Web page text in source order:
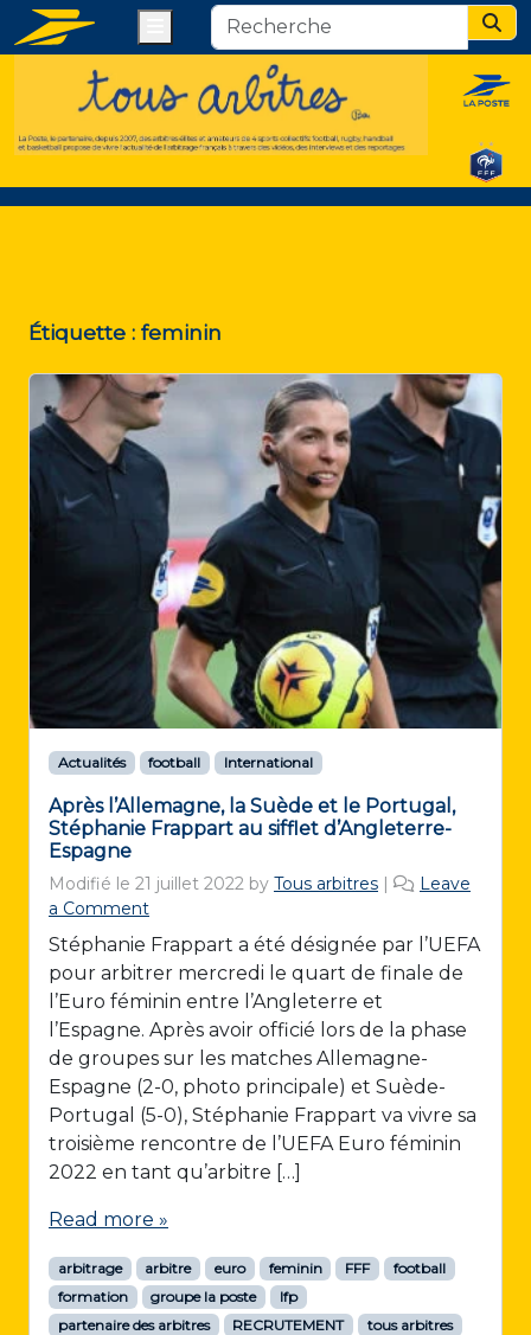
Étiquette : feminin
Actualités football International
Après l’Allemagne, la Suède et le Portugal,
Stéphanie Frappart au sifflet d’Angleterre-
Espagne
Modifié le 21 juillet 2022 by Tous arbitres |
Leave
a Comment
Stéphanie Frappart a été désignée par l’UEFA
pour arbitrer mercredi le quart de finale de
l’Euro féminin entre l’Angleterre et
l’Espagne. Après avoir officié lors de la phase
de groupes sur les matches Allemagne-
Espagne (2-0, photo principale) et Suède-
Portugal (5-0), Stéphanie Frappart va vivre sa
troisième rencontre de l’UEFA Euro féminin
2022 en tant qu’arbitre […]
Read more »
arbitrage arbitre euro feminin FFF
football
formation
groupe la poste
lfp
partenaire des arbitres
RECRUTEMENT
tous arbitres